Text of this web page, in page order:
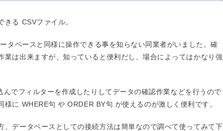
きる CSVファイル。
タベースと同様に操作できる事を知らない同業者がいました。確
業は出来ますが、知っていると便利だし、場合によってはかなり強
んでフィルターを作成したりしてデータの確認作業などを行うので
様に WHERE句 や ORDER BY句 が使えるのが激しく便利です。
、データベースとしての接続方法は簡単なので調べて使ってみて下